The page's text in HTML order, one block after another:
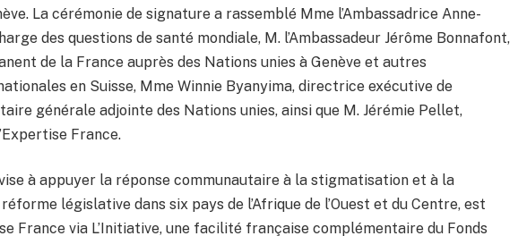
La cérémonie de signature a rassemblé Mme l’Ambassadrice Anne-
des questions de santé mondiale, M. l’Ambassadeur Jérôme Bonnafont,
de la France auprès des Nations unies à Genève et autres
en Suisse, Mme Winnie Byanyima, directrice exécutive de
générale adjointe des Nations unies, ainsi que M. Jérémie Pellet,
France.
à appuyer la réponse communautaire à la stigmatisation et à la
législative dans six pays de l’Afrique de l’Ouest et du Centre, est
France via L’Initiative, une facilité française complémentaire du Fonds